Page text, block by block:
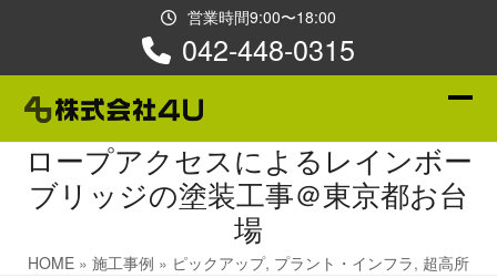
営業時間9:00〜18:00
042-448-0315
ロープアクセスによるレインボー
ブリッジの塗装工事＠東京都お台
場
HOME » 施工事例 » ピックアップ, プラント・インフラ, 超高所